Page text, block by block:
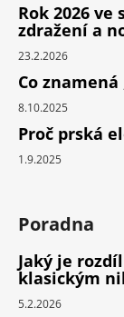
Rok 2026
zdražení a
23.2.2026
Co
8.10.2025
Proč prská
1.9.2025
Poradna
Jaký je
klasickým
5.2.2026